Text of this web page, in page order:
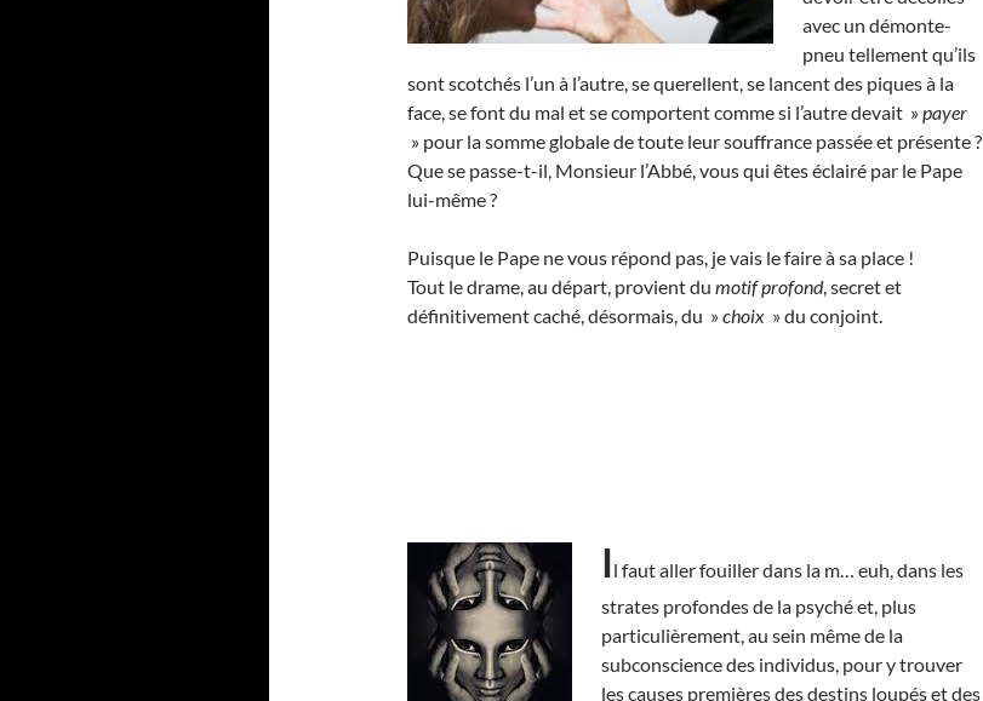
avec un démonte-
pneu tellement qu’ils
sont scotchés l’un à l’autre, se querellent, se lancent des piques à la
face, se font du mal et se comportent comme si l’autre devait »payer
» pour la somme globale de toute leur souffrance passée et présente ?
Que se passe-t-il, Monsieur l’Abbé, vous qui êtes éclairé par le Pape
lui-même ?
Puisque le Pape ne vous répond pas, je vais le faire à sa place !
Tout le drame, au départ, provient du motif profond, secret et
définitivement caché, désormais, du »choix » du conjoint.
Il faut aller fouiller dans la m… euh, dans les
strates profondes de la psyché et, plus
particulièrement, au sein même de la
subconscience des individus, pour y trouver
les causes premièresdes destins loupés et des